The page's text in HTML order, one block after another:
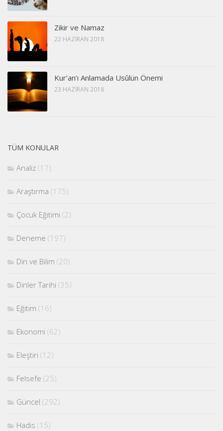
Zikir ve Namaz
22 HAZIRAN 2018
Kur’an’ı Anlamada Usûlün Önemi
23 HAZIRAN 2018
TÜM KONULAR
Analiz (17)
Araştırma (175)
Çocuk Eğitimi (2)
Deneme (197)
Din ve Bilim (20)
Dinler Tarihi (35)
Eğitim (16)
Ekonomi (62)
Eleştiri (12)
Felsefe (25)
Güncel (292)
Hadis (15)